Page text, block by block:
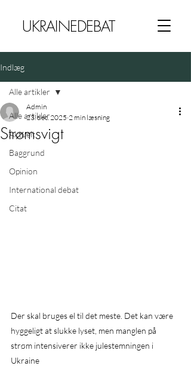
UKRAINEDEBAT
Indlæg
Alle artikler
Aktuelt
Baggrund
Opinion
International debat
Citat
Alle artikler
Strømsvigt
Admin
23. dec. 2025 2 min læsning
Der skal bruges el til det meste. Det kan være
hyggeligt at slukke lyset, men manglen på
strøm intensiverer ikke julestemningen i
Ukraine